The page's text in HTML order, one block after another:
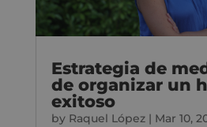
Estrategia de
de organizar un
exitoso
by Raquel López| Mar 10,